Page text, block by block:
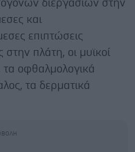
διεργασιών στην
και
επιπτώσεις
πλάτη, οι μυϊκοί
τα οφθαλμολογικά
τα δερματικά